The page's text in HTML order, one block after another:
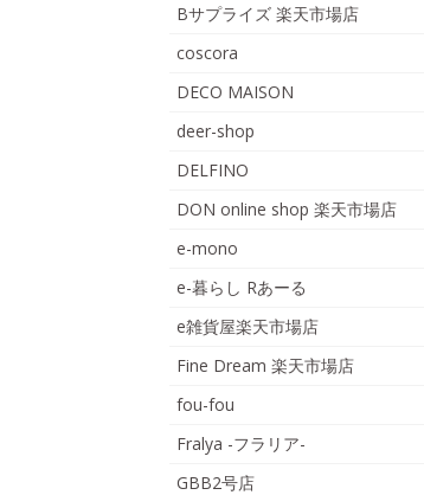
Bサプライズ 楽天市場店
coscora
DECO MAISON
deer-shop
DELFINO
DON online shop 楽天市場店
e-mono
e-暮らし Rあーる
e雑貨屋楽天市場店
Fine Dream 楽天市場店
fou-fou
Fralya -フラリア-
GBB2号店